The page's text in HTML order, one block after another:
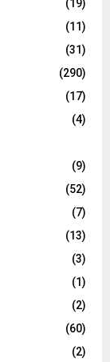
(19)
(11)
(31)
(290)
(17)
(4)
(9)
(52)
(7)
(13)
(3)
(1)
(2)
(60)
(2)